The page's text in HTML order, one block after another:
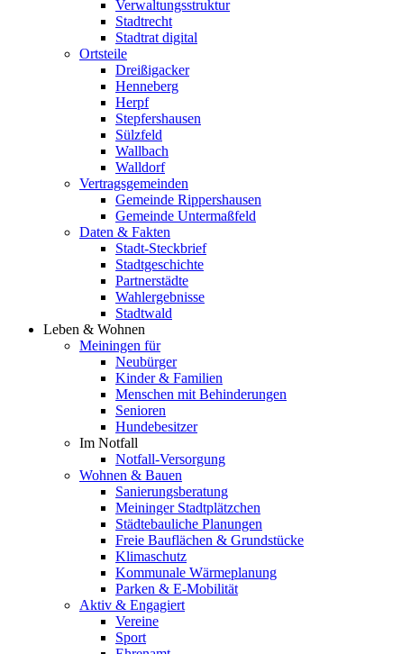
Verwaltungsstruktur
Stadtrecht
Stadtrat digital
Ortsteile
Dreißigacker
Henneberg
Herpf
Stepfershausen
Sülzfeld
Wallbach
Walldorf
Vertragsgemeinden
Gemeinde Rippershausen
Gemeinde Untermaßfeld
Daten & Fakten
Stadt-Steckbrief
Stadtgeschichte
Partnerstädte
Wahlergebnisse
Stadtwald
Leben & Wohnen
Meiningen für
Neubürger
Kinder & Familien
Menschen mit Behinderungen
Senioren
Hundebesitzer
Im Notfall
Notfall-Versorgung
Wohnen & Bauen
Sanierungsberatung
Meininger Stadtplätzchen
Städtebauliche Planungen
Freie Bauflächen & Grundstücke
Klimaschutz
Kommunale Wärmeplanung
Parken & E-Mobilität
Aktiv & Engagiert
Vereine
Sport